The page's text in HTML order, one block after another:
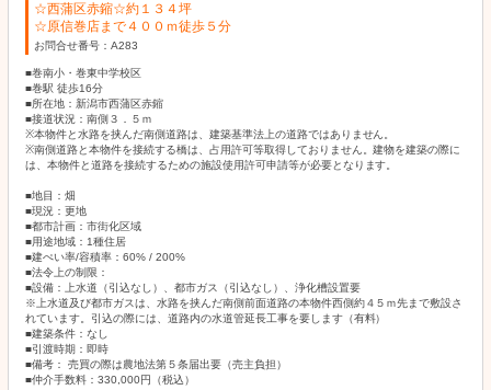
☆西蒲区赤鏥☆約１３４坪
☆原信巻店まで４００ｍ徒歩５分
お問合せ番号：A283
■巻南小・巻東中学校区
■巻駅 徒歩16分
■所在地：新潟市西蒲区赤鏥
■接道状況：南側３．５ｍ
※本物件と水路を挟んだ南側道路は、建築基準法上の道路ではありません。
※南側道路と本物件を接続する橋は、占用許可等取得しておりません。建物を建築の際に
は、本物件と道路を接続するための施設使用許可申請等が必要となります。
■地目：畑
■現況：更地
■都市計画：市街化区域
■用途地域：1種住居
■建ぺい率/容積率：60% / 200%
■法令上の制限：
■設備：上水道（引込なし）、都市ガス（引込なし）、浄化槽設置要
※上水道及び都市ガスは、水路を挟んだ南側前面道路の本物件西側約４５ｍ先まで敷設さ
れています。引込の際には、道路内の水道管延長工事を要します（有料）
■建築条件：なし
■引渡時期：即時
■備考： 売買の際は農地法第５条届出要（売主負担）
■仲介手数料：330,000円（税込）